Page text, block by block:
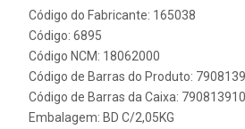
Código do Fabricante: 165038
Código: 6895
Código NCM: 18062000
Código de Barras do Produto:
Código de Barras da Caixa:
Embalagem: BD C/2,05KG